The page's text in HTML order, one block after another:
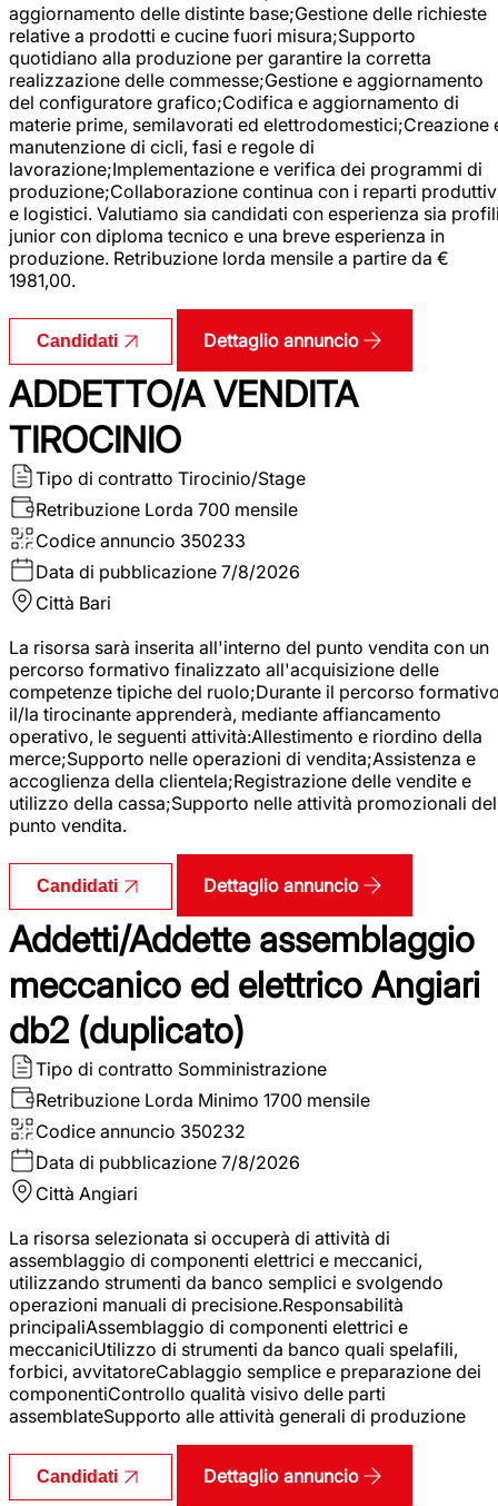
aggiornamento delle distinte base;Gestione delle richieste
relative a prodotti e cucine fuori misura;Supporto
quotidiano alla produzione per garantire la corretta
realizzazione delle commesse;Gestione e aggiornamento
del configuratore grafico;Codifica e aggiornamento di
materie prime, semilavorati ed elettrodomestici;Creazione
manutenzione di cicli, fasi e regole di
lavorazione;Implementazione e verifica dei programmi di
produzione;Collaborazione continua con i reparti
e logistici. Valutiamo sia candidati con esperienza sia
junior con diploma tecnico e una breve esperienza in
produzione. Retribuzione lorda mensile a partire da €
1981,00.
Candidati Dettaglio annuncio
ADDETTO/A VENDITA
TIROCINIO
Tipo di contratto Tirocinio/Stage
Retribuzione Lorda 700 mensile
Codice annuncio 350233
Data di pubblicazione 7/8/2026
Città Bari
La risorsa sarà inserita all'interno del punto vendita con un
percorso formativo finalizzato all'acquisizione delle
competenze tipiche del ruolo;Durante il percorso
il/la tirocinante apprenderà, mediante affiancamento
operativo, le seguenti attività:Allestimento e riordino della
merce;Supporto nelle operazioni di vendita;Assistenza e
accoglienza della clientela;Registrazione delle vendite e
utilizzo della cassa;Supporto nelle attività promozionali del
punto vendita.
Candidati Dettaglio annuncio
Addetti/Addette assemblaggio
meccanico ed elettrico Angiari
db2 (duplicato)
Tipo di contratto Somministrazione
Retribuzione Lorda Minimo 1700 mensile
Codice annuncio 350232
Data di pubblicazione 7/8/2026
Città Angiari
La risorsa selezionata si occuperà di attività di
assemblaggio di componenti elettrici e meccanici,
utilizzando strumenti da banco semplici e svolgendo
operazioni manuali di precisione.Responsabilità
principaliAssemblaggio di componenti elettrici e
meccaniciUtilizzo di strumenti da banco quali spelafili,
forbici, avvitatoreCablaggio semplice e preparazione dei
componentiControllo qualità visivo delle parti
assemblateSupporto alle attività generali di produzione
Candidati Dettaglio annuncio